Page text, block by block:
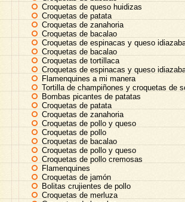
Croquetas de queso huidizas
Croquetas de patata
Croquetas de zanahoria
Croquetas de bacalao
Croquetas de espinacas y queso
Croquetas de bacalao
Croquetas de tortillaca
Croquetas de espinacas y queso
Flamenquines a mi manera
Tortilla de champiñones y croquetas de
Bombas picantes de patatas
Croquetas de patata
Croquetas de zanahoria
Croquetas de pollo y queso
Croquetas de pollo
Croquetas de bacalao
Croquetas de pollo y queso
Croquetas de pollo cremosas
Flamenquines
Croquetas de jamón
Bolitas crujientes de pollo
Croquetas de merluza